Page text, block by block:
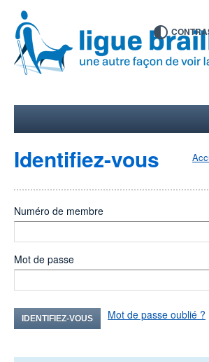
Identifiez-vous
Numéro de membre
Mot de passe
IDENTIFIEZ-VOUS Mot de passe oublié ?